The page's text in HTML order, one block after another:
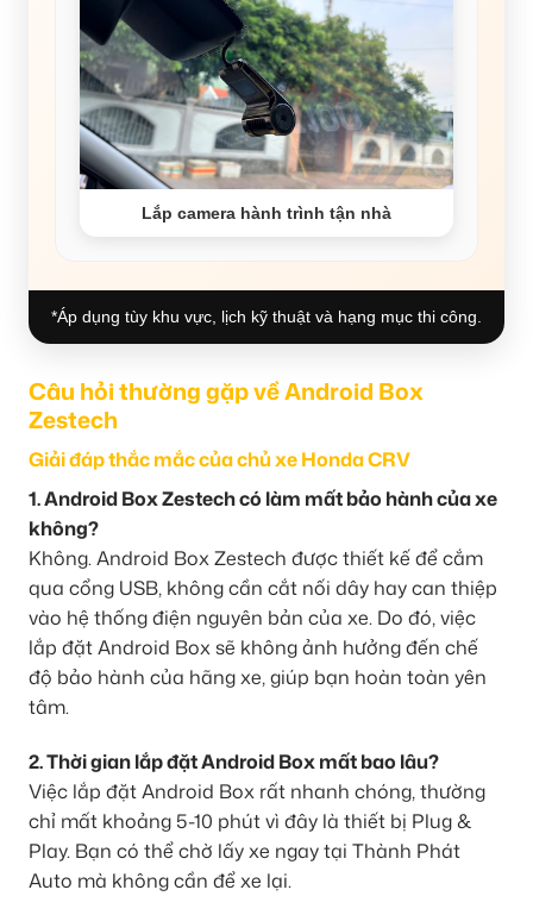
Lắp camera hành trình tận nhà
*Áp dụng tùy khu vực, lịch kỹ thuật và hạng mục thi công.
Câu hỏi thường gặp về Android Box
Zestech
Giải đáp thắc mắc của chủ xe Honda CRV
1. Android Box Zestech có làm mất bảo hành của xe
không?
Không. Android Box Zestech được thiết kế để cắm
qua cổng USB, không cần cắt nối dây hay can thiệp
vào hệ thống điện nguyên bản của xe. Do đó, việc
lắp đặt Android Box sẽ không ảnh hưởng đến chế
độ bảo hành của hãng xe, giúp bạn hoàn toàn yên
tâm.
2. Thời gian lắp đặt Android Box mất bao lâu?
Việc lắp đặt Android Box rất nhanh chóng, thường
chỉ mất khoảng 5-10 phút vì đây là thiết bị Plug &
Play. Bạn có thể chờ lấy xe ngay tại Thành Phát
Auto mà không cần để xe lại.